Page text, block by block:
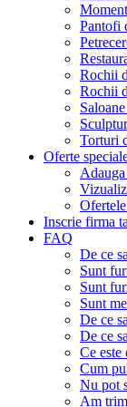
Pantofi
Rochii
Rochii
Torturi
Oferte
Inscrie firma ta
FAQ
De ce
Sunt
Sunt
Sunt
De ce
De ce
Ce
Cum
Nu pot
Am